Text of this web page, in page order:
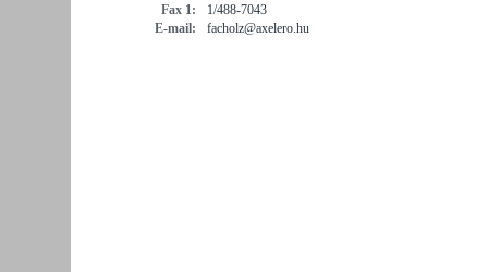
Fax 1:
1/488-7043
E-mail:
facholz@axelero.hu